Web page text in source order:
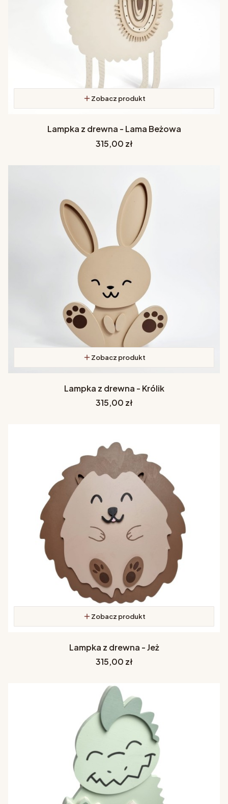
Zobacz produkt
Lampka z drewna - Lama Beżowa
Cena
315,00 zł
Zobacz produkt
Lampka z drewna - Królik
Cena
315,00 zł
Zobacz produkt
Lampka z drewna - Jeż
Cena
315,00 zł